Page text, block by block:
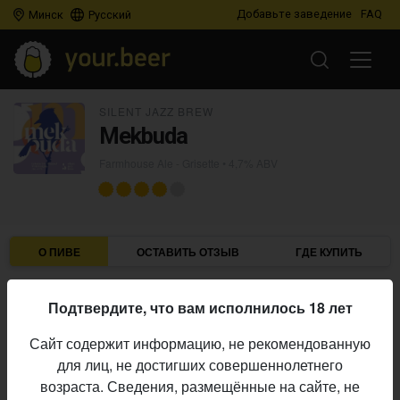
Минск Русский Добавьте заведение FAQ
Mekbuda
О ПИВЕ ОСТАВИТЬ ОТЗЫВ ГДЕ КУПИТЬ
Пивоварня:
Алкоголь:
4,7%
Начало
выпуска:
06.08.2021
Подтвердите, что вам исполнилось 18 лет
Сайт содержит информацию, не рекомендованную
для лиц, не достигших совершеннолетнего
возраста. Сведения, размещённые на сайте, не